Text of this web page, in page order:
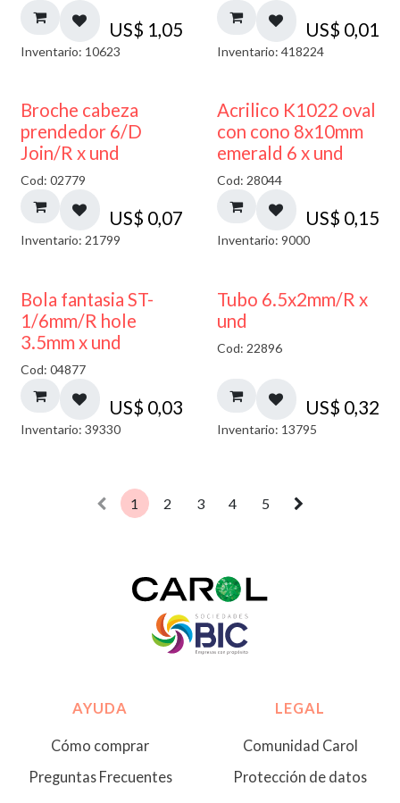
US$ 1,05
Inventario: 10623
US$ 0,01
Inventario: 418224
Broche cabeza
prendedor 6/D
Join/R x und
Cod: 02779
US$ 0,07
Inventario: 21799
Acrilico K1022 oval
con cono 8x10mm
emerald 6 x und
Cod: 28044
US$ 0,15
Inventario: 9000
Bola fantasia ST-
1/6mm/R hole
3.5mm x und
Cod: 04877
US$ 0,03
Inventario: 39330
Tubo 6.5x2mm/R x
und
Cod: 22896
US$ 0,32
Inventario: 13795
1 2 3 4 5
AYUDA
Cómo comprar
Preguntas Frecuentes
LEGAL
Comunidad Carol
Protección de datos